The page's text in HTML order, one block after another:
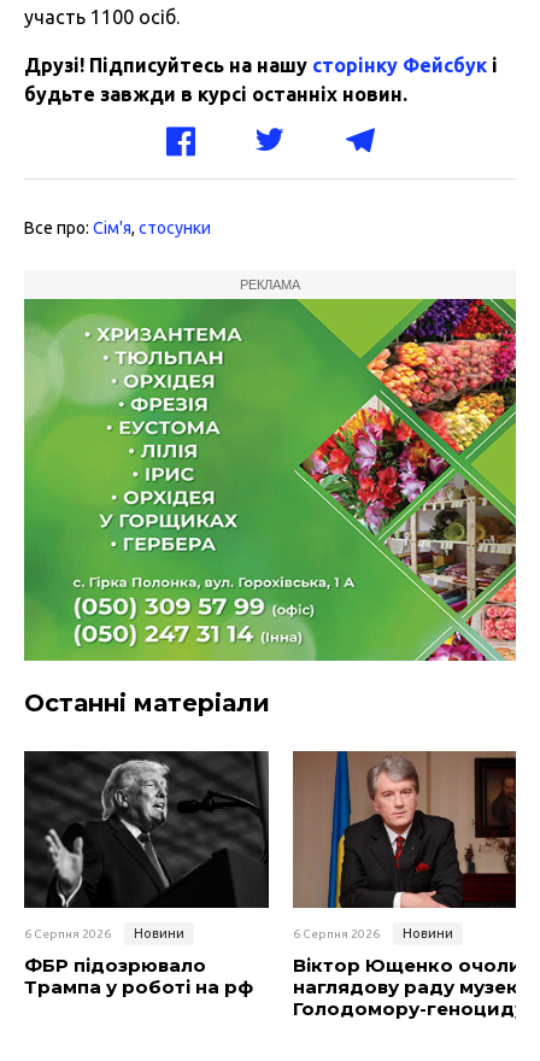
участь 1100 осіб.
Друзі! Підписуйтесь на нашу сторінку Фейсбук і
будьте завжди в курсі останніх новин.
Все про: Сім'я, стосунки
РЕКЛАМА
Останні матеріали
6 Серпня 2026 Новини
ФБР підозрювало
Трампа у роботі на рф
6 Серпня 2026 Новини
Віктор Ющенко очолив
наглядову раду музею
Голодомору-геноциду